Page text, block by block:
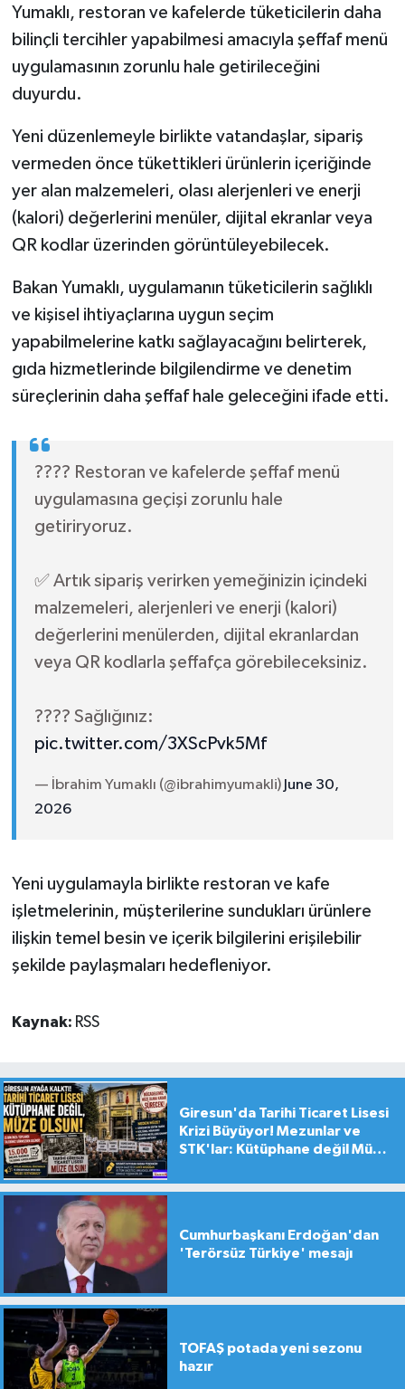
Yumaklı, restoran ve kafelerde tüketicilerin daha
bilinçli tercihler yapabilmesi amacıyla şeffaf menü
uygulamasının zorunlu hale getirileceğini
duyurdu.
Yeni düzenlemeyle birlikte vatandaşlar, sipariş
vermeden önce tükettikleri ürünlerin içeriğinde
yer alan malzemeleri, olası alerjenleri ve enerji
(kalori) değerlerini menüler, dijital ekranlar veya
QR kodlar üzerinden görüntüleyebilecek.
Bakan Yumaklı, uygulamanın tüketicilerin sağlıklı
ve kişisel ihtiyaçlarına uygun seçim
yapabilmelerine katkı sağlayacağını belirterek,
gıda hizmetlerinde bilgilendirme ve denetim
süreçlerinin daha şeffaf hale geleceğini ifade etti.
???? Restoran ve kafelerde şeffaf menü
uygulamasına geçişi zorunlu hale
getiriryoruz.
✅ Artık sipariş verirken yemeğinizin içindeki
malzemeleri, alerjenleri ve enerji (kalori)
değerlerini menülerden, dijital ekranlardan
veya QR kodlarla şeffafça görebileceksiniz.
???? Sağlığınız:
pic.twitter.com/3XScPvk5Mf
— İbrahim Yumaklı (@ibrahimyumakli) June 30,
2026
Yeni uygulamayla birlikte restoran ve kafe
işletmelerinin, müşterilerine sundukları ürünlere
ilişkin temel besin ve içerik bilgilerini erişilebilir
şekilde paylaşmaları hedefleniyor.
Kaynak: RSS
Giresun'da Tarihi Ticaret Lisesi
Krizi Büyüyor! Mezunlar ve
STK'lar: Kütüphane değil Müze
Cumhurbaşkanı Erdoğan'dan
'Terörsüz Türkiye' mesajı
TOFAŞ potada yeni sezonu
hazır